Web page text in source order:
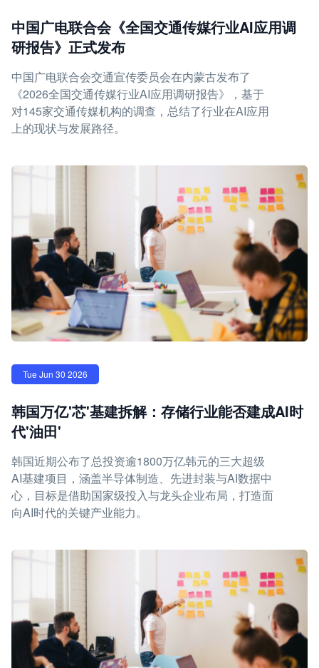
中国广电联合会《全国交通传媒行业AI应用调
研报告》正式发布
中国广电联合会交通宣传委员会在内蒙古发布了
《2026全国交通传媒行业AI应用调研报告》，基于
对145家交通传媒机构的调查，总结了行业在AI应用
上的现状与发展路径。
Tue Jun 30 2026
韩国万亿'芯'基建拆解：存储行业能否建成AI时
代'油田'
韩国近期公布了总投资逾1800万亿韩元的三大超级
AI基建项目，涵盖半导体制造、先进封装与AI数据中
心，目标是借助国家级投入与龙头企业布局，打造面
向AI时代的关键产业能力。